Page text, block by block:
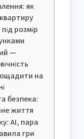
як
розмір
—
на
безпека:
життя
AI, пара
гри